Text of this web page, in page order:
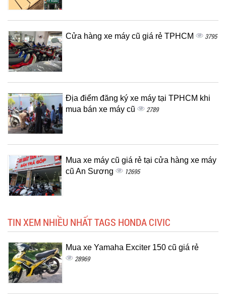
Cửa hàng xe máy cũ giá rẻ TPHCM 3795
Địa điểm đăng ký xe máy tại TPHCM khi
mua bán xe máy cũ
2789
Mua xe máy cũ giá rẻ tại cửa hàng xe máy
cũ An Sương
12695
TIN XEM NHIỀU NHẤT TAGS HONDA CIVIC
Mua xe Yamaha Exciter 150 cũ giá rẻ
28969